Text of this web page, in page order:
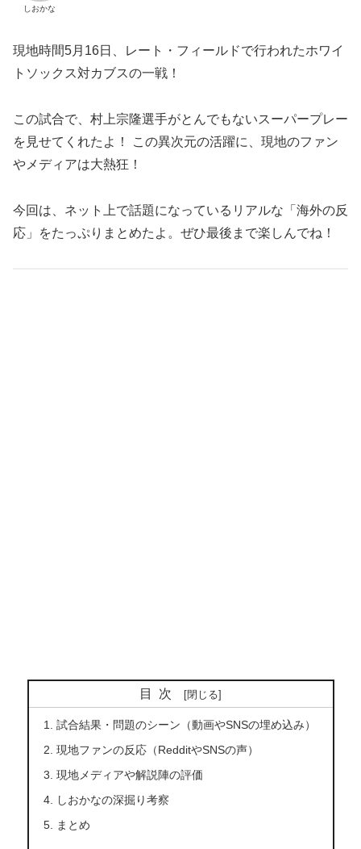
しおかな
現地時間5月16日、レート・フィールドで行われたホワイ
トソックス対カブスの一戦！
この試合で、村上宗隆選手がとんでもないスーパープレー
を見せてくれたよ！ この異次元の活躍に、現地のファン
やメディアは大熱狂！
今回は、ネット上で話題になっているリアルな「海外の反
応」をたっぷりまとめたよ。ぜひ最後まで楽しんでね！
目次
試合結果・問題のシーン（動画やSNSの埋め込み）
現地ファンの反応（RedditやSNSの声）
現地メディアや解説陣の評価
しおかなの深掘り考察
まとめ